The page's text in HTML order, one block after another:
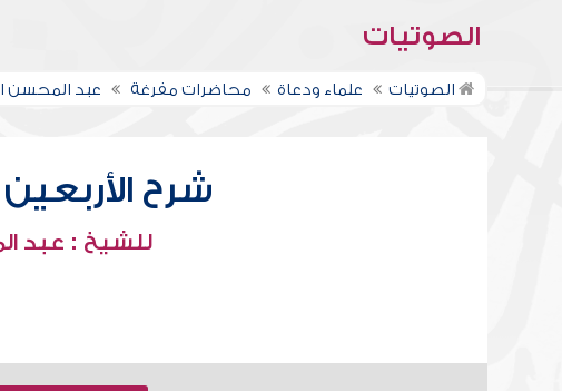
الصوتيات
الصوتيات علماء ودعاة محاضرات مفرغة عبد المحسن
شرح الأربعين
للشيخ : عبد